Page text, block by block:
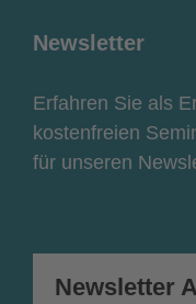
Newsletter
Erfahren Sie als
kostenfreien
für unseren
Newsletter